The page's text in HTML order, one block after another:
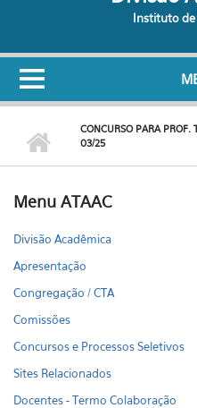
Instituto de
CONCURSO PARA PROF.
03/25
Menu ATAAC
Divisão Acadêmica
Apresentação
Congregação / CTA
Comissões
Concursos e Processos Seletivos
Sites Relacionados
Docentes - Termo Colaboração